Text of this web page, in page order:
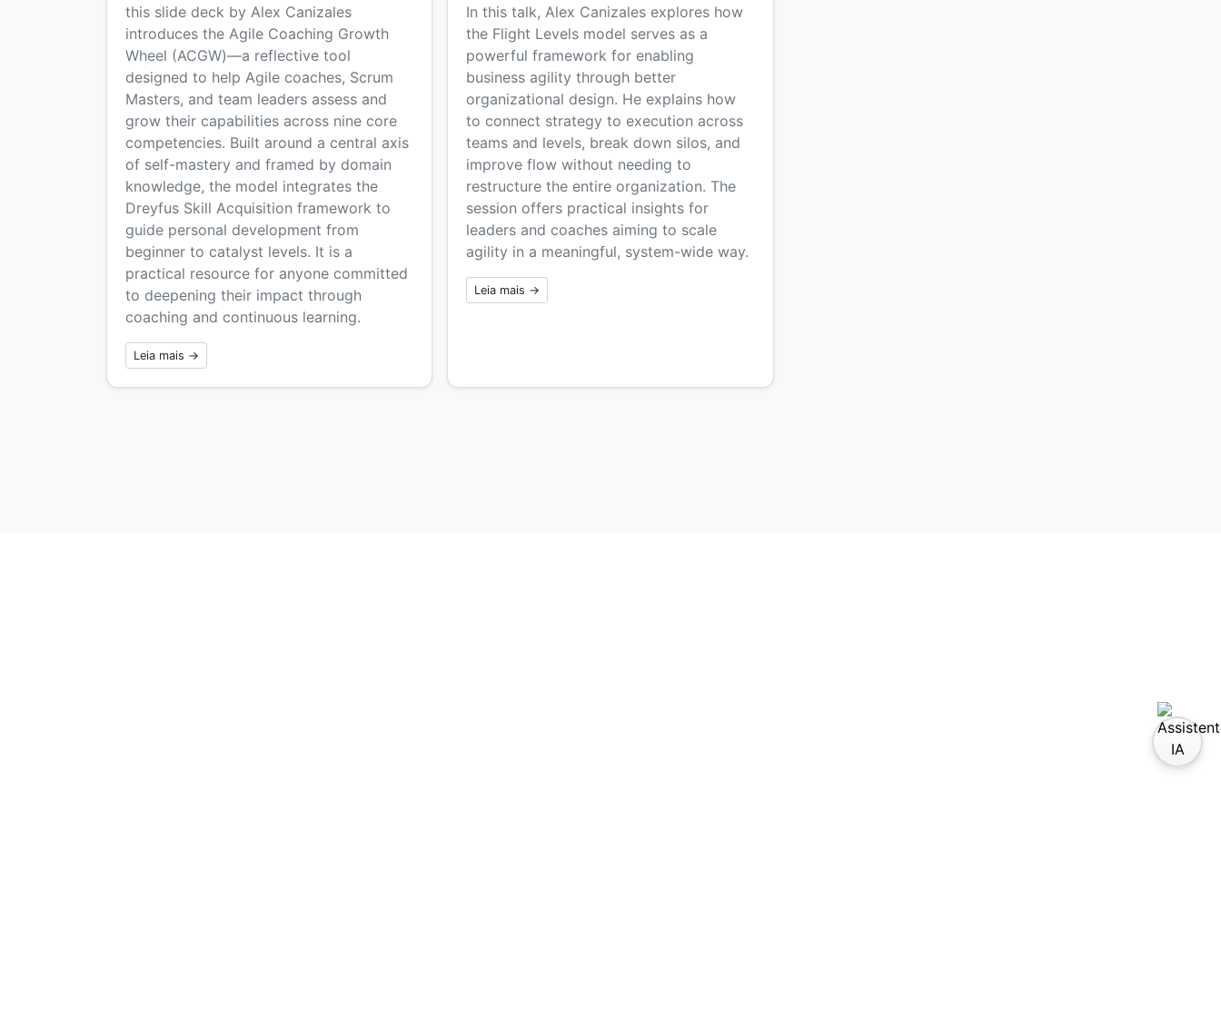
this slide deck by Alex Canizales
introduces the Agile Coaching Growth
Wheel (ACGW)—a reflective tool
designed to help Agile coaches, Scrum
Masters, and team leaders assess and
grow their capabilities across nine core
competencies. Built around a central axis
of self-mastery and framed by domain
knowledge, the model integrates the
Dreyfus Skill Acquisition framework to
guide personal development from
beginner to catalyst levels. It is a
practical resource for anyone committed
to deepening their impact through
coaching and continuous learning.
Leia mais →
In this talk, Alex Canizales explores how
the Flight Levels model serves as a
powerful framework for enabling
business agility through better
organizational design. He explains how
to connect strategy to execution across
teams and levels, break down silos, and
improve flow without needing to
restructure the entire organization. The
session offers practical insights for
leaders and coaches aiming to scale
agility in a meaningful, system-wide way.
Leia mais →